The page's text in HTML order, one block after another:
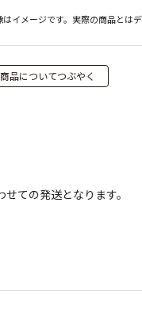
イメージです。実際の商品とは
品についてつぶやく
ての発送となります。